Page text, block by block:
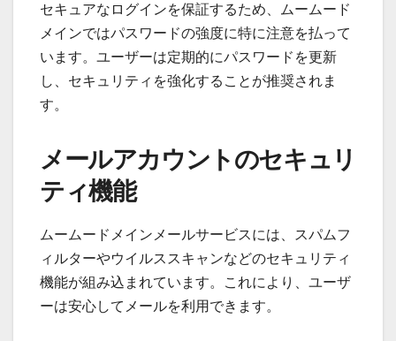
セキュアなログインを保証するため、ムームード
メインではパスワードの強度に特に注意を払って
います。ユーザーは定期的にパスワードを更新
し、セキュリティを強化することが推奨されま
す。
メールアカウントのセキュリ
ティ機能
ムームードメインメールサービスには、スパムフ
ィルターやウイルススキャンなどのセキュリティ
機能が組み込まれています。これにより、ユーザ
ーは安心してメールを利用できます。